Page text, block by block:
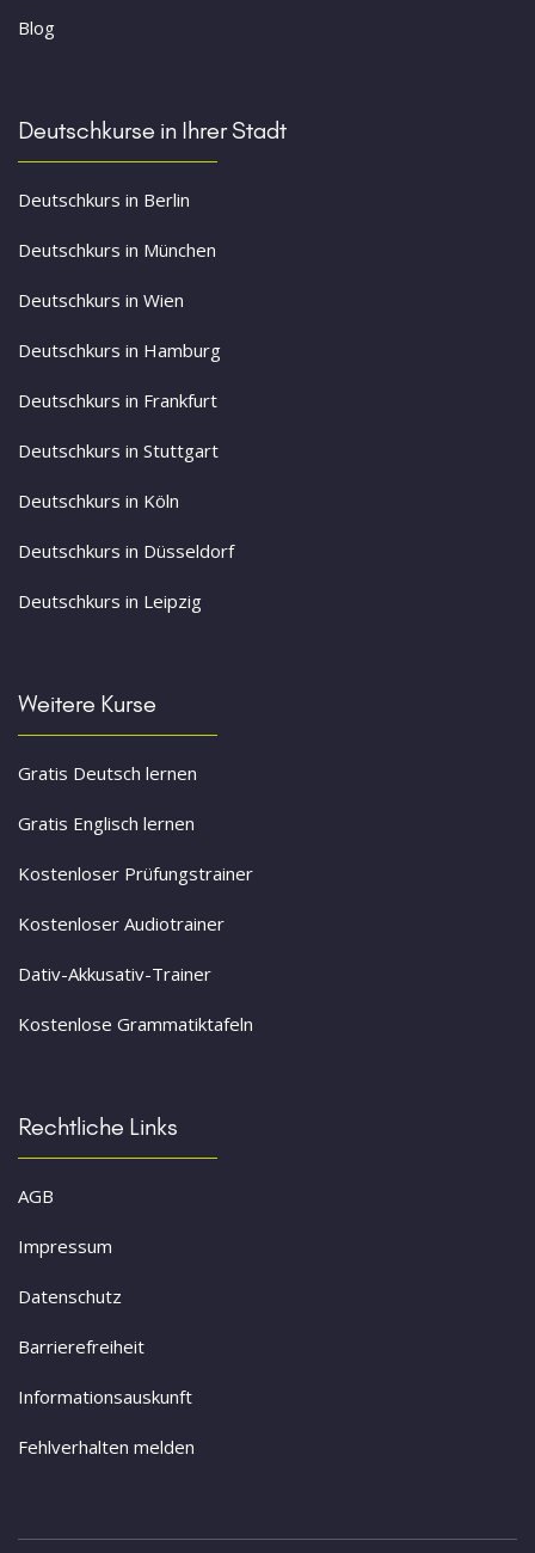
Blog
Deutschkurse in Ihrer Stadt
Deutschkurs in Berlin
Deutschkurs in München
Deutschkurs in Wien
Deutschkurs in Hamburg
Deutschkurs in Frankfurt
Deutschkurs in Stuttgart
Deutschkurs in Köln
Deutschkurs in Düsseldorf
Deutschkurs in Leipzig
Weitere Kurse
Gratis Deutsch lernen
Gratis Englisch lernen
Kostenloser Prüfungstrainer
Kostenloser Audiotrainer
Dativ-Akkusativ-Trainer
Kostenlose Grammatiktafeln
Rechtliche Links
AGB
Impressum
Datenschutz
Barrierefreiheit
Informationsauskunft
Fehlverhalten melden